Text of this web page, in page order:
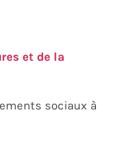
et de la
sociaux à